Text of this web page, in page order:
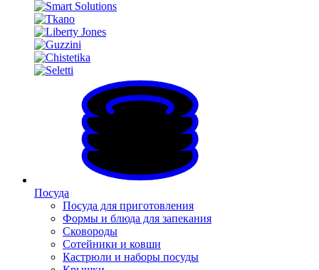
Посуда
Посуда для приготовления
Формы и блюда для запекания
Сковороды
Сотейники и ковши
Кастрюли и наборы посуды